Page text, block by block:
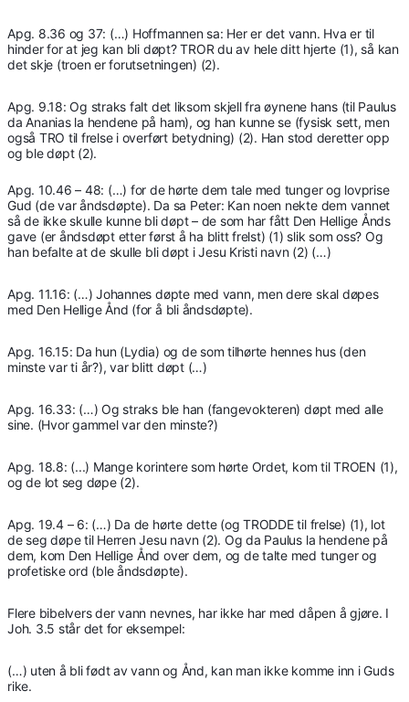
Apg. 8.36 og 37: (…) Hoffmannen sa: Her er det vann. Hva er til
hinder for at jeg kan bli døpt? TROR du av hele ditt hjerte (1), så kan
det skje (troen er forutsetningen) (2).
Apg. 9.18: Og straks falt det liksom skjell fra øynene hans (til Paulus
da Ananias la hendene på ham), og han kunne se (fysisk sett, men
også TRO til frelse i overført betydning) (2). Han stod deretter opp
og ble døpt (2).
Apg. 10.46 – 48: (…) for de hørte dem tale med tunger og lovprise
Gud (de var åndsdøpte). Da sa Peter: Kan noen nekte dem vannet
så de ikke skulle kunne bli døpt – de som har fått Den Hellige Ånds
gave (er åndsdøpt etter først å ha blitt frelst) (1) slik som oss? Og
han befalte at de skulle bli døpt i Jesu Kristi navn (2) (…)
Apg. 11.16: (…) Johannes døpte med vann, men dere skal døpes
med Den Hellige Ånd (for å bli åndsdøpte).
Apg. 16.15: Da hun (Lydia) og de som tilhørte hennes hus (den
minste var ti år?), var blitt døpt (…)
Apg. 16.33: (…) Og straks ble han (fangevokteren) døpt med alle
sine. (Hvor gammel var den minste?)
Apg. 18.8: (...) Mange korintere som hørte Ordet, kom til TROEN (1),
og de lot seg døpe (2).
Apg. 19.4 – 6: (…) Da de hørte dette (og TRODDE til frelse) (1), lot
de seg døpe til Herren Jesu navn (2). Og da Paulus la hendene på
dem, kom Den Hellige Ånd over dem, og de talte med tunger og
profetiske ord (ble åndsdøpte).
Flere bibelvers der vann nevnes, har ikke har med dåpen å gjøre. I
Joh. 3.5 står det for eksempel:
(…) uten å bli født av vann og Ånd, kan man ikke komme inn i Guds
rike.